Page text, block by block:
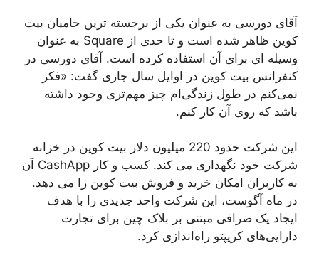
آقای دورسی به عنوان یکی از برجسته ترین حامیان بیت
کوین ظاهر شده است و تا حدی از Square به عنوان
وسیله ای برای آن استفاده کرده است. آقای دورسی در
کنفرانس بیت کوین در اوایل سال جاری گفت: «فکر
نمی‌کنم در طول زندگی‌ام چیز مهم‌تری وجود داشته
باشد که روی آن کار کنم.
این شرکت حدود 220 میلیون دلار بیت کوین در خزانه
شرکت خود نگهداری می کند. کسب و کار CashApp آن
به کاربران امکان خرید و فروش بیت کوین را می دهد.
در ماه آگوست، این شرکت واحد جدیدی را با هدف
ایجاد یک صرافی مبتنی بر بلاک چین برای تجارت
دارایی‌های کریپتو راه‌اندازی کرد.